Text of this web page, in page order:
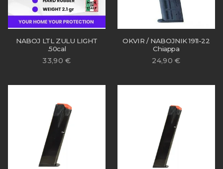
33,90€
NABOJ LTL ZULU LIGHT
.50cal
24,90€
OKVIR / NABOJNIK 1911-22
Chiappa